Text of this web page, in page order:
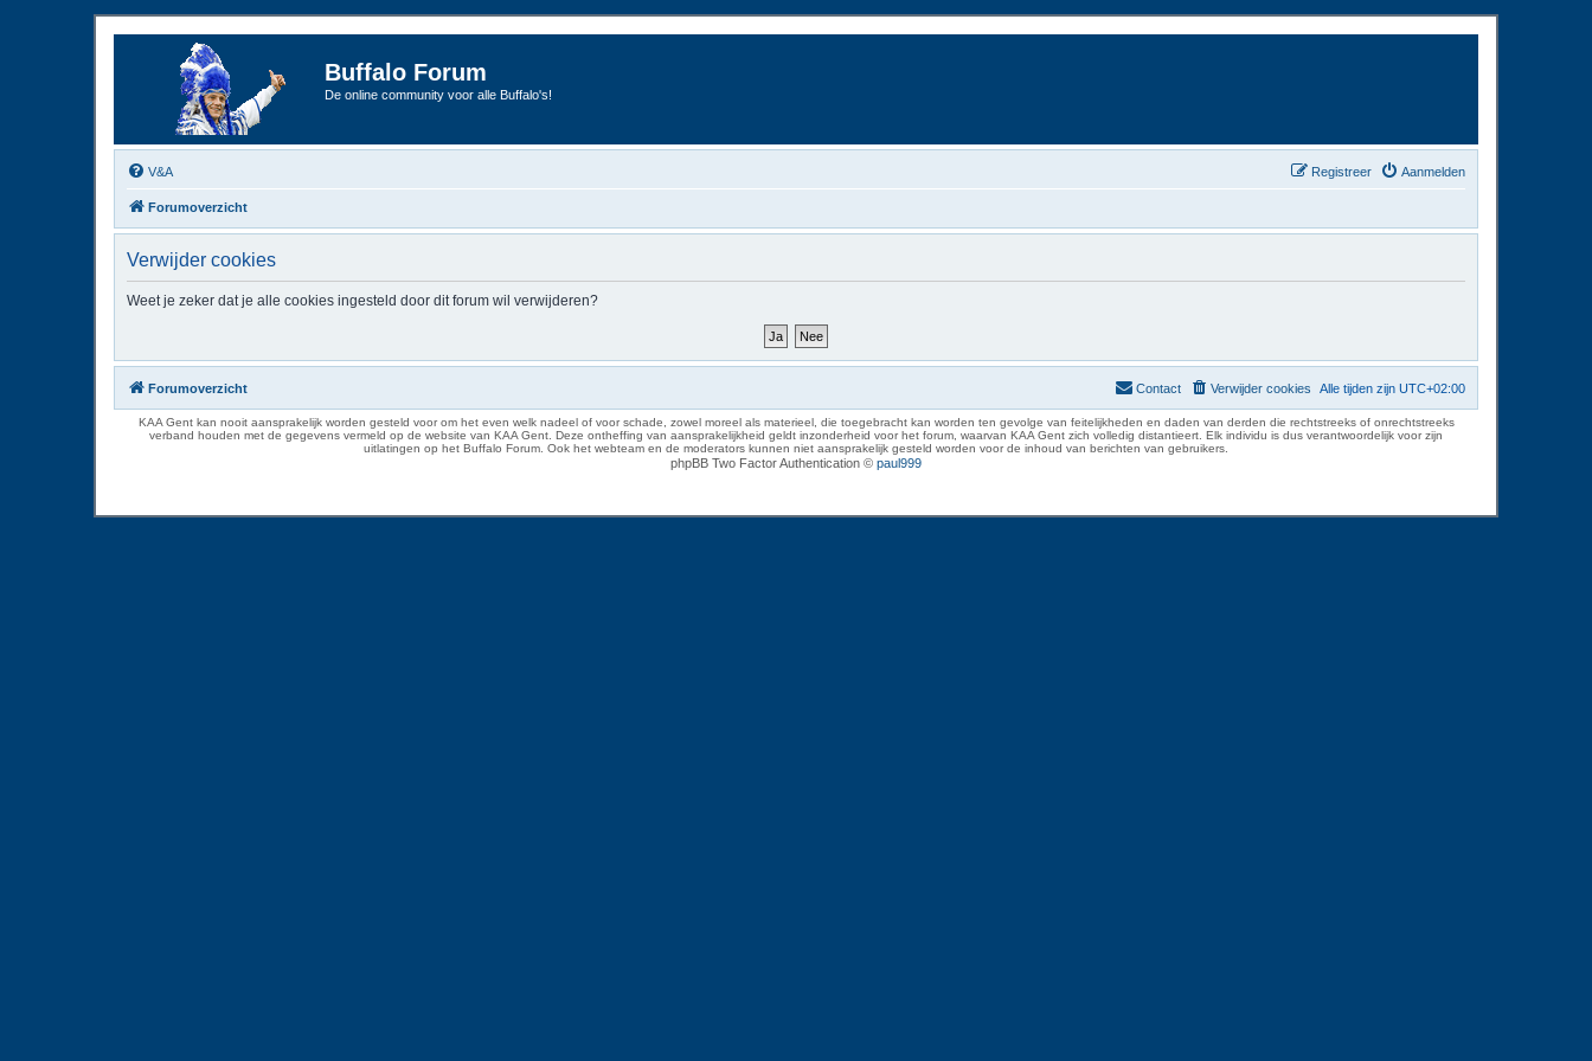
Buffalo Forum
De online community voor alle Buffalo's!
V&A Aanmelden
Registreer
Forumoverzicht
Verwijder cookies
Weet je zeker dat je alle cookies ingesteld door dit forum wil verwijderen?
Forumoverzicht Alle tijden zijn UTC+02:00
Verwijder cookies
Contact
KAA Gent kan nooit aansprakelijk worden gesteld voor om het even welk nadeel of voor schade, zowel moreel als materieel, die toegebracht kan worden ten gevolge van feitelijkheden en daden van derden die rechtstreeks of onrechtstreeks
verband houden met de gegevens vermeld op de website van KAA Gent. Deze ontheffing van aansprakelijkheid geldt inzonderheid voor het forum, waarvan KAA Gent zich volledig distantieert. Elk individu is dus verantwoordelijk voor zijn
uitlatingen op het Buffalo Forum. Ook het webteam en de moderators kunnen niet aansprakelijk gesteld worden voor de inhoud van berichten van gebruikers.
phpBB Two Factor Authentication © paul999